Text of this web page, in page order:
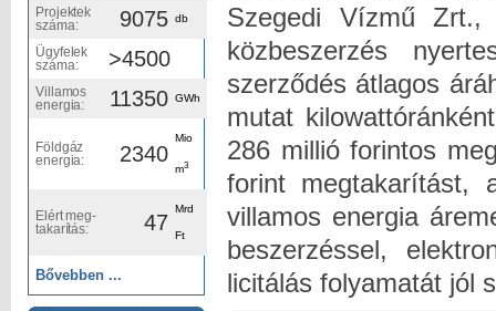
Projektek
száma:
9075 db
Ügyfelek
száma:
>4500
Villamos
energia:
11350 GWh
Földgáz
energia:
2340
Mio
m3
Elért meg-
takarítás:
47
Mrd
Ft
Bővebben ...
Szegedi Vízmű
közbeszerzés
szerződés átlagos
mutat
286 millió forintos
forint megtakarítást,
villamos energia
beszerzéssel,
licitálás folyamatát jól